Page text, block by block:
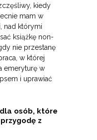
kiedy
mam w
nad którymi
książkę non-
nie przestanę
w której
emeryturę w
i uprawiać
osób, które
z